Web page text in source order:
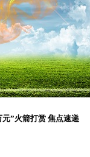
”火箭打赏 焦点速递